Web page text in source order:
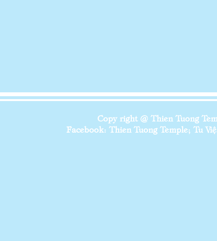
Copy right @ Thien Tuong
Facebook: Thien Tuong Temple; Tu